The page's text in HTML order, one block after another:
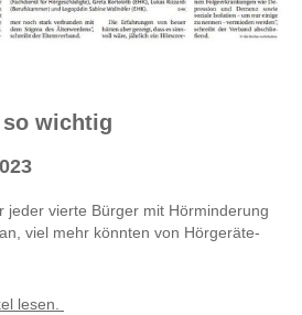
so wichtig
jeder vierte Bürger mit Hörminderung
viel mehr könnten von Hörgeräte-
lesen.